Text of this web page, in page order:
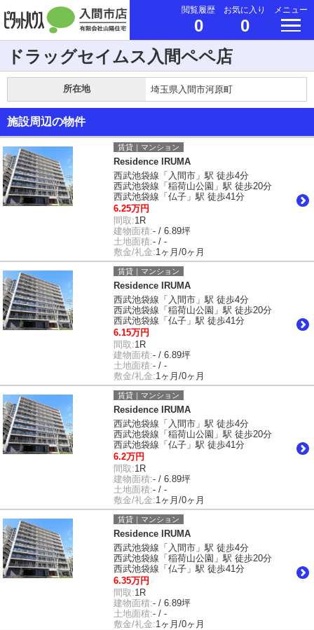
閲覧履歴
0
お気に入り
0
メニュー
ドラッグセイムス入間ペペ店
所在地 埼玉県入間市河原町
施設周辺の物件
賃貸｜マンション
Residence IRUMA
西武池袋線「入間市」駅 徒歩4分
西武池袋線「稲荷山公園」駅 徒歩20分
西武池袋線「仏子」駅 徒歩41分
6.25万円
間取:1R
建物面積:- / 6.89坪
土地面積:- / -
敷金/礼金:1ヶ月/0ヶ月
賃貸｜マンション
Residence IRUMA
西武池袋線「入間市」駅 徒歩4分
西武池袋線「稲荷山公園」駅 徒歩20分
西武池袋線「仏子」駅 徒歩41分
6.15万円
間取:1R
建物面積:- / 6.89坪
土地面積:- / -
敷金/礼金:1ヶ月/0ヶ月
賃貸｜マンション
Residence IRUMA
西武池袋線「入間市」駅 徒歩4分
西武池袋線「稲荷山公園」駅 徒歩20分
西武池袋線「仏子」駅 徒歩41分
6.2万円
間取:1R
建物面積:- / 6.89坪
土地面積:- / -
敷金/礼金:1ヶ月/0ヶ月
賃貸｜マンション
Residence IRUMA
西武池袋線「入間市」駅 徒歩4分
西武池袋線「稲荷山公園」駅 徒歩20分
西武池袋線「仏子」駅 徒歩41分
6.35万円
間取:1R
建物面積:- / 6.89坪
土地面積:- / -
敷金/礼金:1ヶ月/0ヶ月